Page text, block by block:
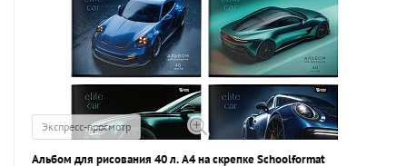
Экспресс-просмотр
Альбом для рисования 40 л. А4 на скрепке Schoolformat